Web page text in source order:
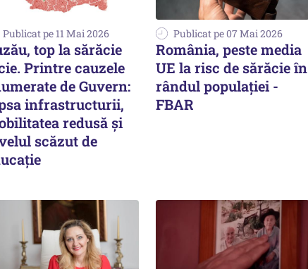
Publicat pe 11 Mai 2026
top la sărăcie
Printre cauzele
de Guvern:
infrastructurii,
redusă și
scăzut de
Publicat pe 07 Mai 2026
România, peste media
UE la risc de sărăcie în
rândul populației -
FBAR